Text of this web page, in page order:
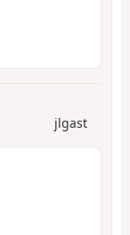
jlgast